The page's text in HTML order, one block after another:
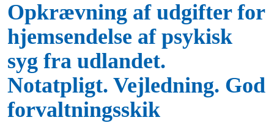
Opkrævning af udgifter for
hjemsendelse af psykisk
syg fra udlandet.
Notatpligt. Vejledning. God
forvaltningsskik